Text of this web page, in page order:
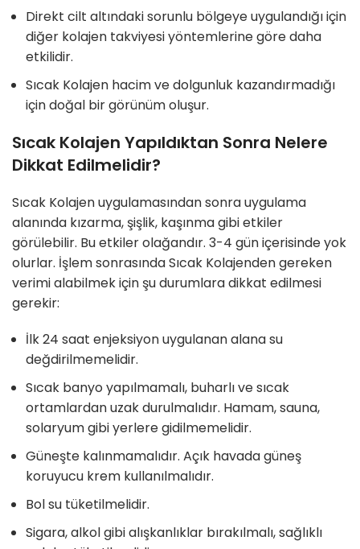
Direkt cilt altındaki sorunlu bölgeye uygulandığı için
diğer kolajen takviyesi yöntemlerine göre daha
etkilidir.
Sıcak Kolajen hacim ve dolgunluk kazandırmadığı
için doğal bir görünüm oluşur.
Sıcak Kolajen Yapıldıktan Sonra Nelere
Dikkat Edilmelidir?
Sıcak Kolajen uygulamasından sonra uygulama
alanında kızarma, şişlik, kaşınma gibi etkiler
görülebilir. Bu etkiler olağandır. 3-4 gün içerisinde yok
olurlar. İşlem sonrasında Sıcak Kolajenden gereken
verimi alabilmek için şu durumlara dikkat edilmesi
gerekir:
İlk 24 saat enjeksiyon uygulanan alana su
değdirilmemelidir.
Sıcak banyo yapılmamalı, buharlı ve sıcak
ortamlardan uzak durulmalıdır. Hamam, sauna,
solaryum gibi yerlere gidilmemelidir.
Güneşte kalınmamalıdır. Açık havada güneş
koruyucu krem kullanılmalıdır.
Bol su tüketilmelidir.
Sigara, alkol gibi alışkanlıklar bırakılmalı, sağlıklı